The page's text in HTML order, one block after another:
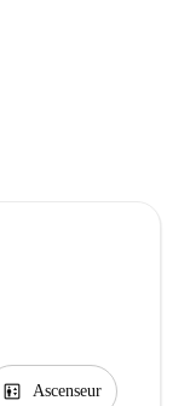
elevator Ascenseur